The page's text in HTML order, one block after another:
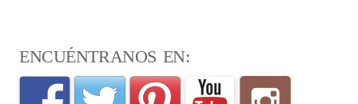
ENCUÉNTRANOS EN: